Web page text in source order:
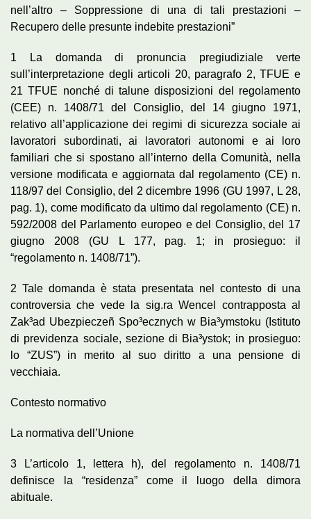
nell’altro – Soppressione di una di tali prestazioni –
Recupero delle presunte indebite prestazioni”
1 La domanda di pronuncia pregiudiziale verte
sull’interpretazione degli articoli 20, paragrafo 2, TFUE e
21 TFUE nonché di talune disposizioni del regolamento
(CEE) n. 1408/71 del Consiglio, del 14 giugno 1971,
relativo all’applicazione dei regimi di sicurezza sociale ai
lavoratori subordinati, ai lavoratori autonomi e ai loro
familiari che si spostano all’interno della Comunità, nella
versione modificata e aggiornata dal regolamento (CE) n.
118/97 del Consiglio, del 2 dicembre 1996 (GU 1997, L 28,
pag. 1), come modificato da ultimo dal regolamento (CE) n.
592/2008 del Parlamento europeo e del Consiglio, del 17
giugno 2008 (GU L 177, pag. 1; in prosieguo: il
“regolamento n. 1408/71”).
2 Tale domanda è stata presentata nel contesto di una
controversia che vede la sig.ra Wencel contrapposta al
Zak³ad Ubezpieczeñ Spo³ecznych w Bia³ymstoku (Istituto
di previdenza sociale, sezione di Bia³ystok; in prosieguo:
lo “ZUS”) in merito al suo diritto a una pensione di
vecchiaia.
Contesto normativo
La normativa dell’Unione
3 L’articolo 1, lettera h), del regolamento n. 1408/71
definisce la “residenza” come il luogo della dimora
abituale.